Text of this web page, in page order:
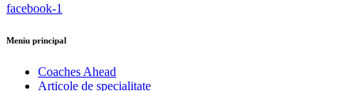
facebook-1
Meniu principal
Coaches Ahead
Articole de specialitate